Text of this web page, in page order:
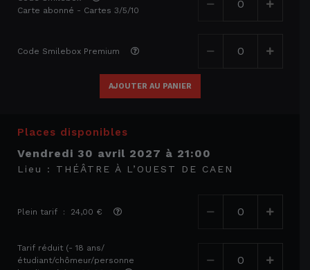
Carte abonné - Cartes 3/5/10
Code Smilebox Premium
AJOUTER AU PANIER
Places disponibles
vendredi 30 avril 2027 à 21:00
Lieu : THÉÂTRE À L’OUEST DE CAEN
Plein tarif : 24,00 €
Tarif réduit (- 18 ans/
étudiant/chômeur/personne